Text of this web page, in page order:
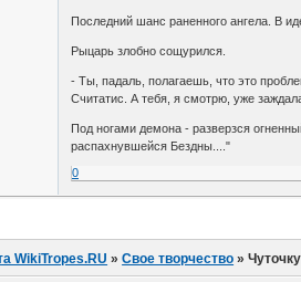
Последний шанс раненного ангела. В
Рыцарь злобно сощурился.
- Ты, падаль, полагаешь, что это
Считатис. А тебя, я смотрю, уже
Под ногами демона - разверзся
распахнувшейся Бездны...."
0
WikiTropes.RU »Свое творчество »